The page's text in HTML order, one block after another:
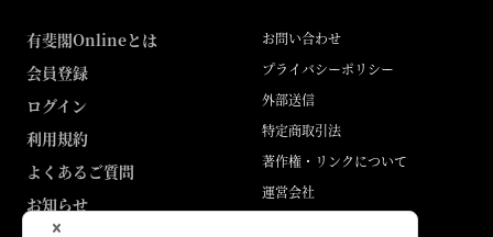
有斐閣Onlineとは
会員登録
ログイン
利用規約
よくあるご質問
お知らせ
お問い合わせ
プライバシーポリシー
外部送信
特定商取引法
著作権・リンクについて
運営会社